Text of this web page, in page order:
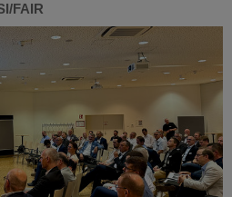
FAIR